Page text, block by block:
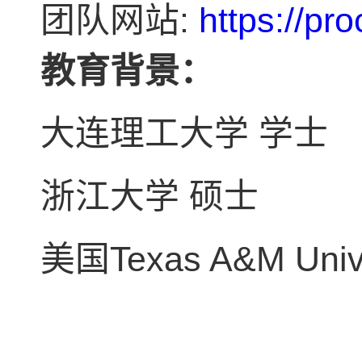
团队网站: https://
教育背景：
大连理工大学 学士
浙江大学 硕士
美国Texas A&M